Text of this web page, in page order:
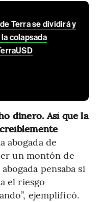
Terra se dividirá y
colapsada
dinero. Así que la
abogada de
un montón de
pensaba si
el riesgo
ejemplificó.